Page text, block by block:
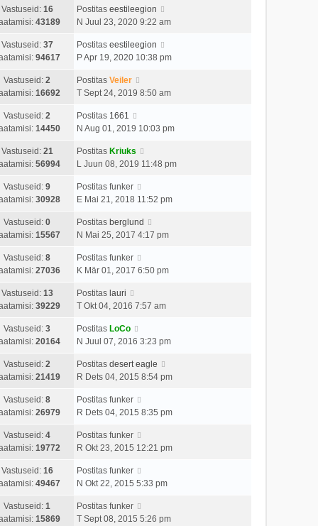
Vastuseid: 16
43189
Postitas eestileegion
N Juul 23, 2020 9:22 am
Vastuseid: 37
94617
Postitas eestileegion
P Apr 19, 2020 10:38 pm
Vastuseid: 2
16692
Postitas Veiler
T Sept 24, 2019 8:50 am
Vastuseid: 2
14450
Postitas 1661
N Aug 01, 2019 10:03 pm
Vastuseid: 21
56994
Postitas Kriuks
L Juun 08, 2019 11:48 pm
Vastuseid: 9
30928
Postitas funker
E Mai 21, 2018 11:52 pm
Vastuseid: 0
15567
Postitas berglund
N Mai 25, 2017 4:17 pm
Vastuseid: 8
27036
Postitas funker
K Mär 01, 2017 6:50 pm
Vastuseid: 13
39229
Postitas lauri
T Okt 04, 2016 7:57 am
Vastuseid: 3
20164
Postitas LoCo
N Juul 07, 2016 3:23 pm
Vastuseid: 2
21419
Postitas desert eagle
R Dets 04, 2015 8:54 pm
Vastuseid: 8
26979
Postitas funker
R Dets 04, 2015 8:35 pm
Vastuseid: 4
19772
Postitas funker
R Okt 23, 2015 12:21 pm
Vastuseid: 16
49467
Postitas funker
N Okt 22, 2015 5:33 pm
Vastuseid: 1
15869
Postitas funker
T Sept 08, 2015 5:26 pm